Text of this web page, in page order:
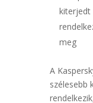
kiterjedt
meg
A
szélesebb